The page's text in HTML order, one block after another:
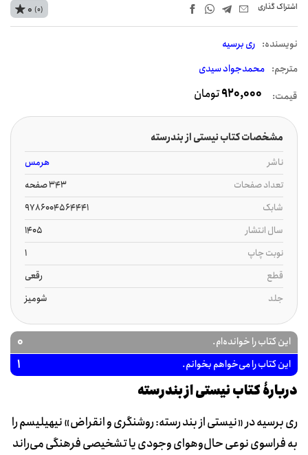
اشتراک‌ گذاری
نويسنده: ری برسیه
مترجم: محمدجواد سیدی
0 (0)
قیمت: 920,000تومان
مشخصات کتاب نیستی از بندرسته
ناشر
هرمس
تعداد صفحات
343 صفحه
شابک
9786004564441
سال انتشار
1405
نوبت چاپ
1
قطع
رقعی
جلد
شومیز
این کتاب را خوانده‌ام. 0
این کتاب را می‌خواهم بخوانم. 1
دربارۀ کتاب نیستی از بندرسته
ری برسیه در «نیستی از بند رسته: روشنگری و انقراض» نیهیلیسم را
به فراسوی نوعی حال‏‌وهوای وجودی یا تشخیصی فرهنگی می‌‏راند